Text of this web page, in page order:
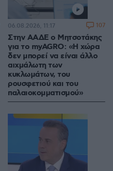
Στην ΑΑΔΕ ο Μητσοτάκης
για το myAGRO: «Η χώρα
δεν μπορεί να είναι άλλο
αιχμάλωτη των
κυκλωμάτων, του
ρουσφετιού και του
παλαιοκομματισμού»
06.08.2026, 11:17 107